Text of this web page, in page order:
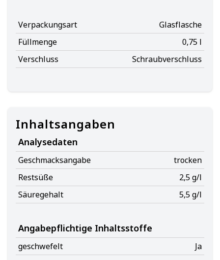
Verpackungsart
Glasflasche
Füllmenge
0,75 l
Verschluss
Schraubverschluss
Inhaltsangaben
Analysedaten
Geschmacksangabe
trocken
Restsüße
2,5 g/l
Säuregehalt
5,5 g/l
Angabepflichtige Inhaltsstoffe
geschwefelt Ja